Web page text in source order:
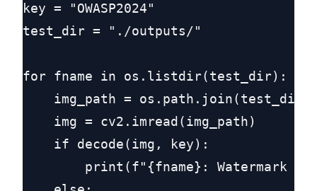
key = "OWASP2024"
test_dir = "./outputs/"
for fname in os.listdir(test_dir):
img_path = os.path.join(test_dir,
    img = cv2.imread(img_path)
    if decode(img, key):
print(f"{fname}: Watermark